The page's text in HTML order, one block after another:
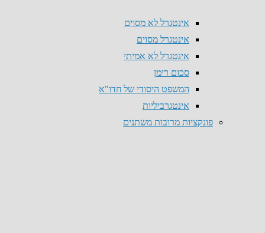
אינטגרל לא מסוים
אינטגרל מסוים
אינטגרל לא אמיתי
סכום רימן
המשפט היסודי של חדו"א
אינטגרביליות
פונקציות מרובות משתנים